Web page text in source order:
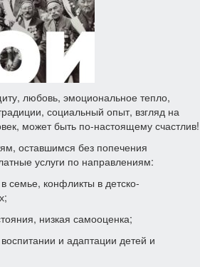
любовь, эмоциональное тепло,
социальный опыт, взгляд на
может быть по-настоящему счастлив!
оставшимся без попечения
услуги по направлениям:
семье, конфликты в детско-
низкая самооценка;
и адаптации детей и